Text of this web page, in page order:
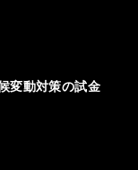
変動対策の試金